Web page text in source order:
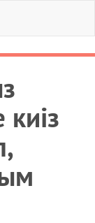
киіз